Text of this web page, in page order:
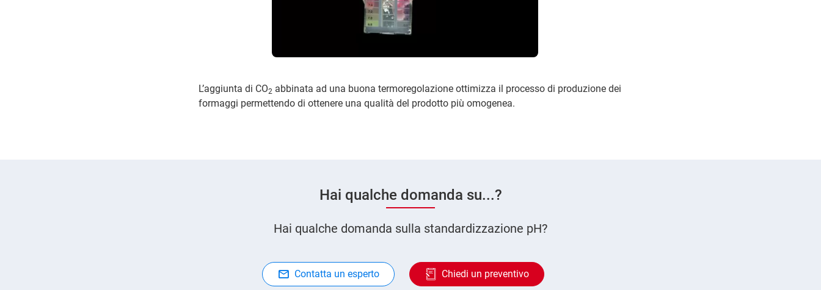
L’aggiunta di CO2 abbinata ad una buona termoregolazione ottimizza il processo di produzione dei
formaggi permettendo di ottenere una qualità del prodotto più omogenea.
Hai qualche domanda su...?
Hai qualche domanda sulla standardizzazione pH?
Contatta un esperto Chiedi un preventivo